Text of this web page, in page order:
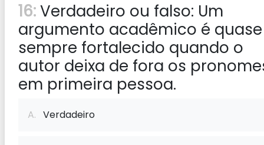
16:Verdadeiro ou falso: Um
argumento acadêmico é quase
sempre fortalecido quando o
autor deixa de fora os
em primeira pessoa.
A. Verdadeiro